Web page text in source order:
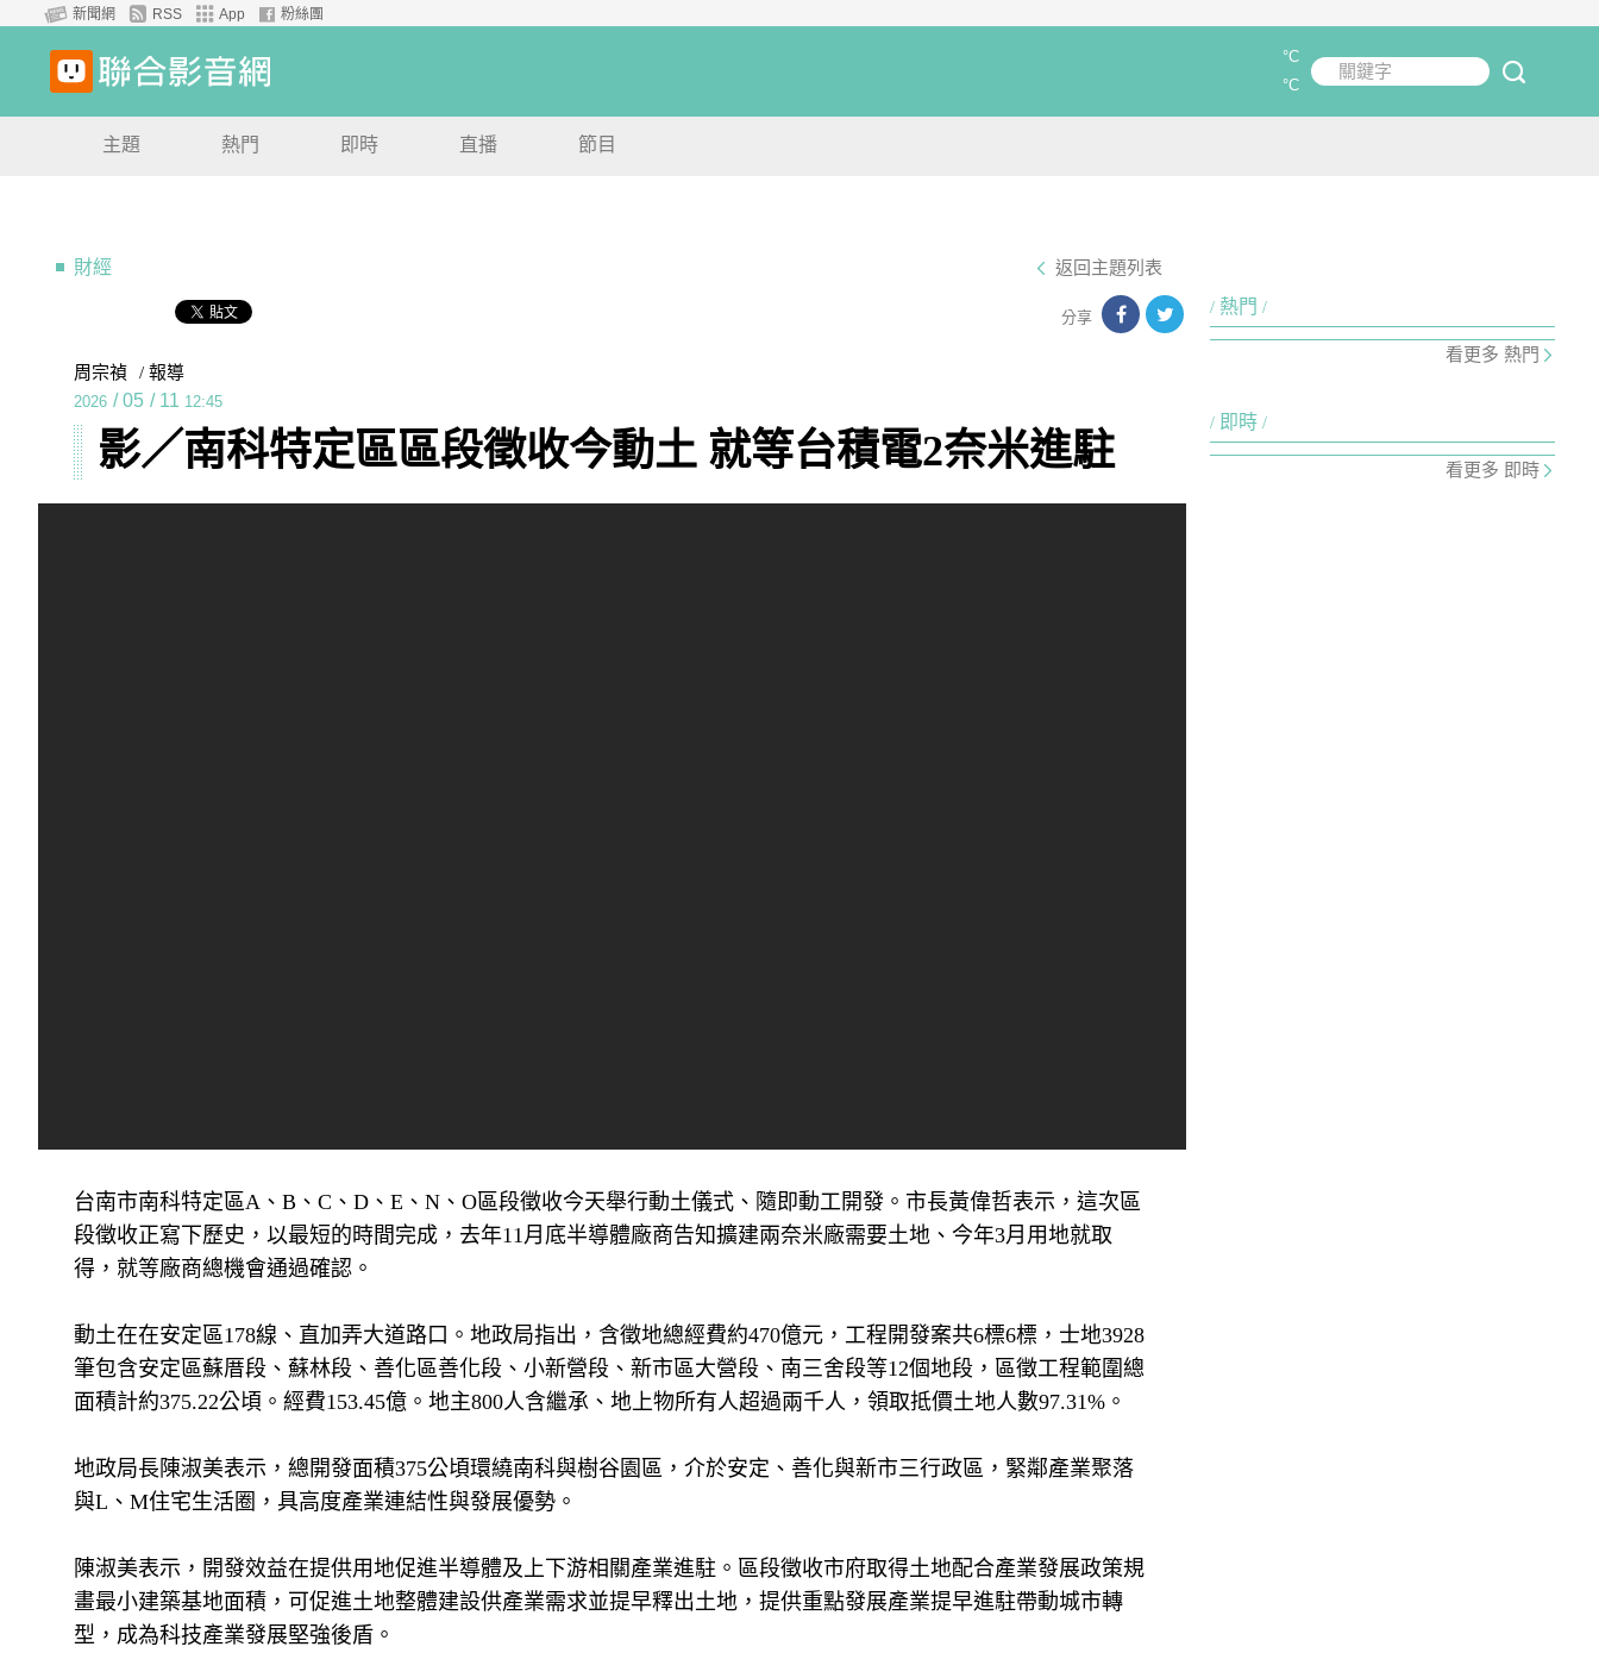
新聞網 RSS App 粉絲團
關鍵字
°C
°C
主題 熱門 即時 直播 節目
財經 返回主題列表
分享
周宗禎 / 報導
2026 / 05 / 11 12:45
影／南科特定區區段徵收今動土 就等台積電2奈米進駐
台南市南科特定區A、B、C、D、E、N、O區段徵收今天舉行動土儀式、隨即動工開發。市長黃偉哲表示，這次區
段徵收正寫下歷史，以最短的時間完成，去年11月底半導體廠商告知擴建兩奈米廠需要土地、今年3月用地就取
得，就等廠商總機會通過確認。
動土在在安定區178線、直加弄大道路口。地政局指出，含徵地總經費約470億元，工程開發案共6標6標，士地3928
筆包含安定區蘇厝段、蘇林段、善化區善化段、小新營段、新市區大營段、南三舍段等12個地段，區徵工程範圍總
面積計約375.22公頃。經費153.45億。地主800人含繼承、地上物所有人超過兩千人，領取抵價土地人數97.31%。
地政局長陳淑美表示，總開發面積375公頃環繞南科與樹谷園區，介於安定、善化與新市三行政區，緊鄰產業聚落
與L、M住宅生活圈，具高度產業連結性與發展優勢。
陳淑美表示，開發效益在提供用地促進半導體及上下游相關產業進駐。區段徵收市府取得土地配合產業發展政策規
畫最小建築基地面積，可促進土地整體建設供產業需求並提早釋出土地，提供重點發展產業提早進駐帶動城市轉
型，成為科技產業發展堅強後盾。
熱門
看更多 熱門
即時
看更多 即時